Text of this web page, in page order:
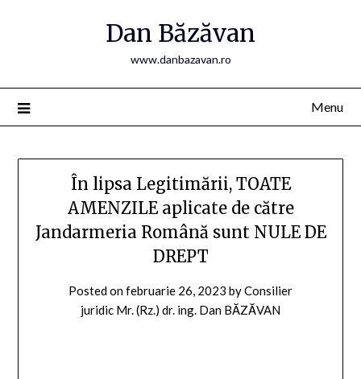
Dan Băzăvan
www.danbazavan.ro
Menu
În lipsa Legitimării, TOATE
AMENZILE aplicate de către
Jandarmeria Română sunt NULE DE
DREPT
Posted onfebruarie 26, 2023 byConsilier
juridic Mr. (Rz.) dr. ing. Dan BĂZĂVAN